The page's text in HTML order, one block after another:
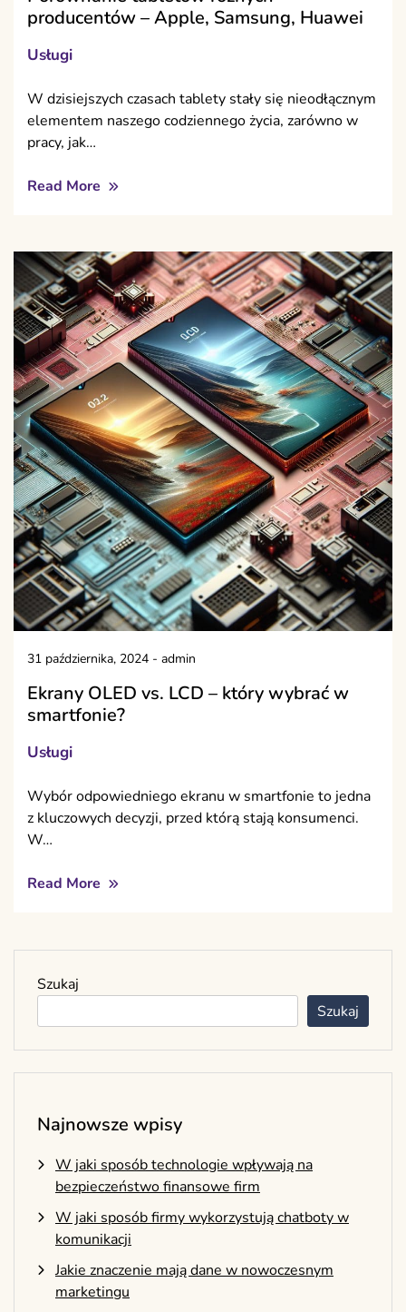
producentów – Apple, Samsung, Huawei
Usługi
W dzisiejszych czasach tablety stały się nieodłącznym
elementem naszego codziennego życia, zarówno w
pracy, jak…
Read More
31 października, 2024 - admin
Ekrany OLED vs. LCD – który wybrać w
smartfonie?
Usługi
Wybór odpowiedniego ekranu w smartfonie to jedna
z kluczowych decyzji, przed którą stają konsumenci.
W…
Read More
Szukaj
Szukaj
Najnowsze wpisy
W jaki sposób technologie wpływają na
bezpieczeństwo finansowe firm
W jaki sposób firmy wykorzystują chatboty w
komunikacji
Jakie znaczenie mają dane w nowoczesnym
marketingu